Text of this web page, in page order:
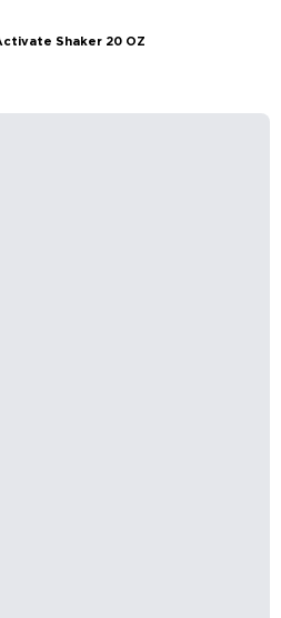
Shaker 20 OZ